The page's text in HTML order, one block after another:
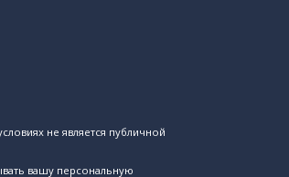
не является публичной
вашу персональную